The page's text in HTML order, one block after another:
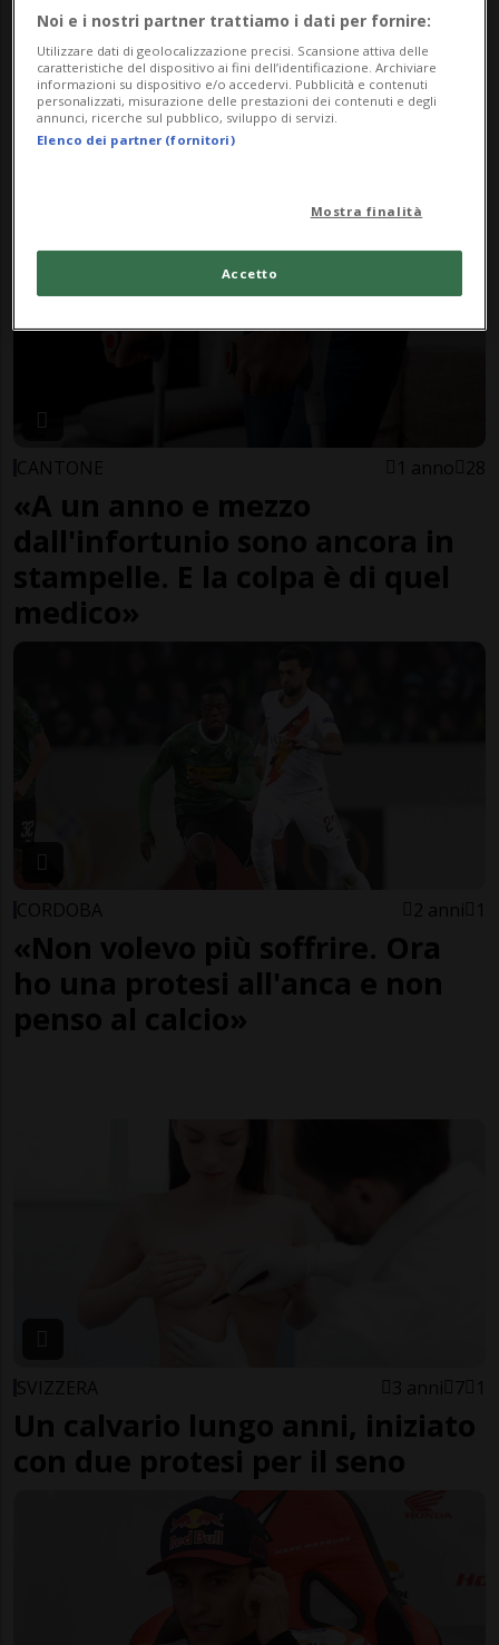
BRISSAGO 1 anno
Una frana blocca via Sacro
CANTONE 1 anno 28
«A un anno e mezzo
dall'infortunio sono ancora in
stampelle. E la colpa è di quel
medico»
CORDOBA 2 anni 1
«Non volevo più soffrire. Ora
ho una protesi all'anca e non
penso al calcio»
SVIZZERA 3 anni 7 1
Un calvario lungo anni, iniziato
con due protesi per il seno
Noi e i nostri partner trattiamo i dati per fornire:
Utilizzare dati di geolocalizzazione precisi. Scansione attiva delle
caratteristiche del dispositivo ai fini dell’identificazione. Archiviare
informazioni su dispositivo e/o accedervi. Pubblicità e contenuti
personalizzati, misurazione delle prestazioni dei contenuti e degli
annunci, ricerche sul pubblico, sviluppo di servizi.
Elenco dei partner (fornitori)
Mostra finalità
Accetto